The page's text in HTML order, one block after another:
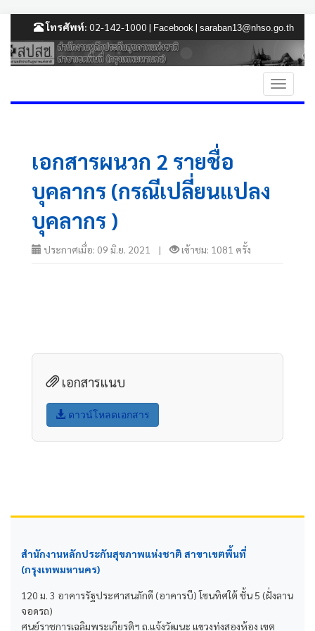
โทรศัพท์: 02-142-1000 | Facebook | saraban13@nhso.go.th
เอกสารผนวก 2 รายชื่อ
บุคลากร (กรณีเปลี่ยนแปลง
บุคลากร )
ประกาศเมื่อ: 09 มิ.ย. 2021 | เข้าชม: 1081 ครั้ง
เอกสารแนบ
ดาวน์โหลดเอกสาร
สำนักงานหลักประกันสุขภาพแห่งชาติ สาขาเขตพื้นที่
(กรุงเทพมหานคร)
120 ม. 3 อาคารรัฐประศาสนภักดี (อาคารบี) โซนทิศใต้ ชั้น 5 (ฝั่งลาน
จอดรถ)
ศูนย์ราชการเฉลิมพระเกียรติฯ ถ.แจ้งวัฒนะ แขวงทุ่งสองห้อง เขต